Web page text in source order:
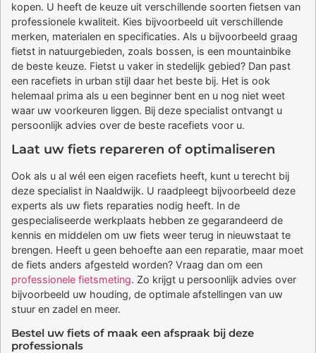
kopen. U heeft de keuze uit verschillende soorten fietsen van
professionele kwaliteit. Kies bijvoorbeeld uit verschillende
merken, materialen en specificaties. Als u bijvoorbeeld graag
fietst in natuurgebieden, zoals bossen, is een mountainbike
de beste keuze. Fietst u vaker in stedelijk gebied? Dan past
een racefiets in urban stijl daar het beste bij. Het is ook
helemaal prima als u een beginner bent en u nog niet weet
waar uw voorkeuren liggen. Bij deze specialist ontvangt u
persoonlijk advies over de beste racefiets voor u.
Laat uw fiets repareren of optimaliseren
Ook als u al wél een eigen racefiets heeft, kunt u terecht bij
deze specialist in Naaldwijk. U raadpleegt bijvoorbeeld deze
experts als uw fiets reparaties nodig heeft. In de
gespecialiseerde werkplaats hebben ze gegarandeerd de
kennis en middelen om uw fiets weer terug in nieuwstaat te
brengen. Heeft u geen behoefte aan een reparatie, maar moet
de fiets anders afgesteld worden? Vraag dan om een
professionele fietsmeting. Zo krijgt u persoonlijk advies over
bijvoorbeeld uw houding, de optimale afstellingen van uw
stuur en zadel en meer.
Bestel uw fiets of maak een afspraak bij deze
professionals